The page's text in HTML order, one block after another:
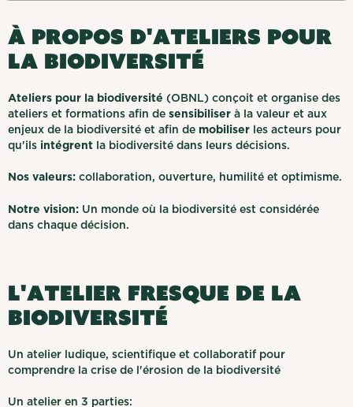
À propos d'Ateliers pour
la biodiversité
Ateliers pour la biodiversité (OBNL) conçoit et organise des
ateliers et formations afin de sensibiliser à la valeur et aux
enjeux de la biodiversité et afin de mobiliser les acteurs pour
qu'ils intégrent la biodiversité dans leurs décisions.
Nos valeurs: collaboration, ouverture, humilité et optimisme.
Notre vision: Un monde où la biodiversité est considérée
dans chaque décision.
L'atelier Fresque de la
biodiversité
Un atelier ludique, scientifique et collaboratif pour
comprendre la crise de l'érosion de la biodiversité
Un atelier en 3 parties: